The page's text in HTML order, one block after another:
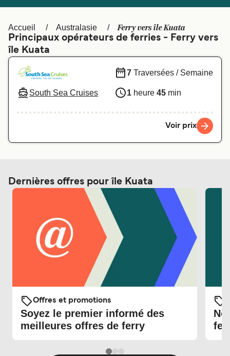
Deutschland Schweiz (DE)
Accueil Australasie Ferry vers île Kuata
Principaux opérateurs de ferries - Ferry vers
île Kuata
South Sea Cruises
7 Traversées / Semaine
1 heure 45 min
Voir prix
Dernières offres pour île Kuata
Offres et promotions
Soyez le premier informé des
meilleures offres de ferry